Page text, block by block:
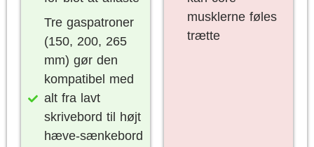
Tre gaspatroner
(150, 200, 265
mm) gør den
kompatibel med
alt fra lavt
skrivebord til højt
hæve-sænkebord
musklerne føles
trætte